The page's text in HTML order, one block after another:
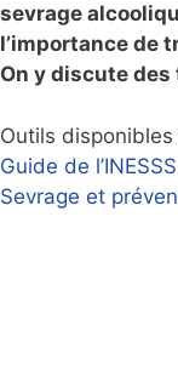
sevrage
l’importance de
On y discute
Outils disponibles
Guide de l’INESSS
Sevrage et